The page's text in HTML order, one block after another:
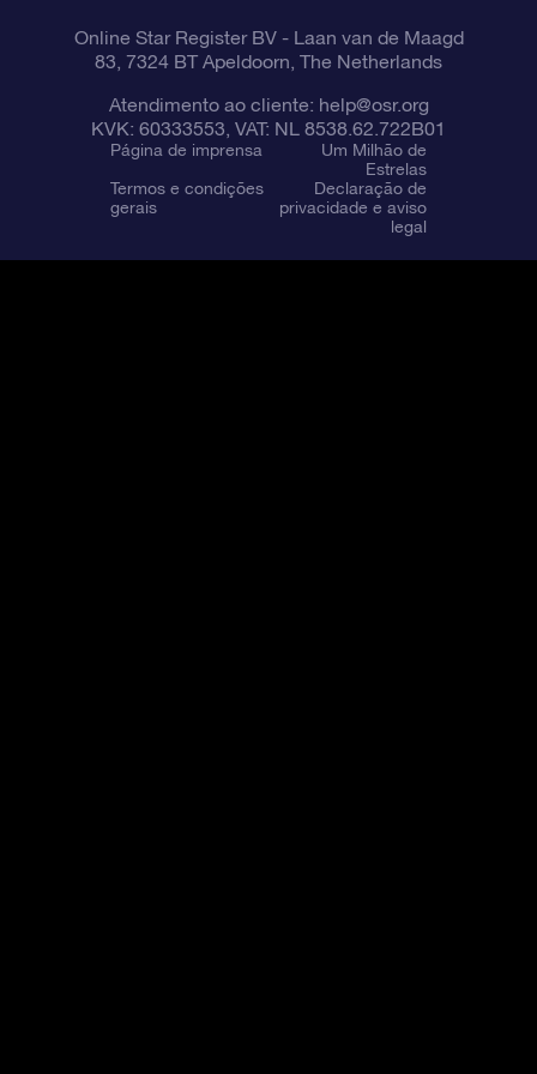
Online Star Register BV- Laan van de Maagd
83, 7324 BT Apeldoorn, The Netherlands
Atendimento ao cliente: help@osr.org
KVK: 60333553, VAT: NL 8538.62.722B01
Página de imprensa
Um Milhão de
Estrelas
Termos e condições
gerais
Declaração de
privacidade e aviso
legal